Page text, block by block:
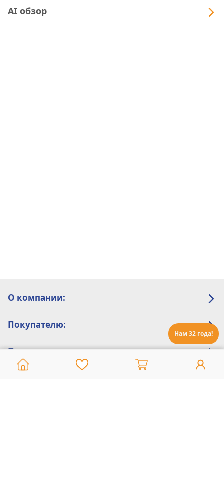
Нам 32 года!
AI обзор
О компании:
Покупателю:
Помощь: